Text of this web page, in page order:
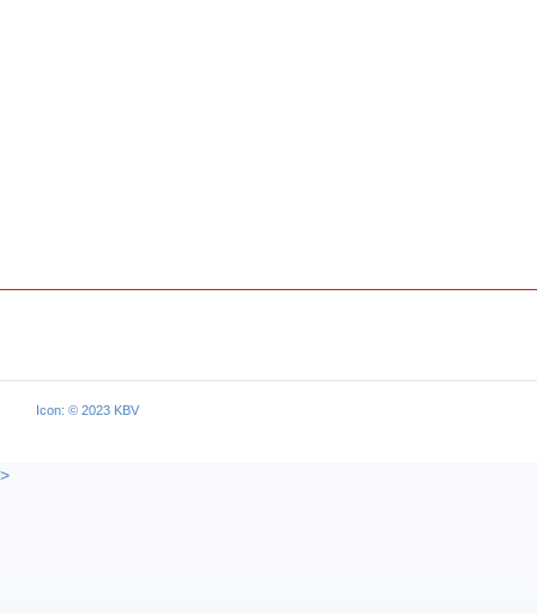
Icon: © 2023 KBV
>